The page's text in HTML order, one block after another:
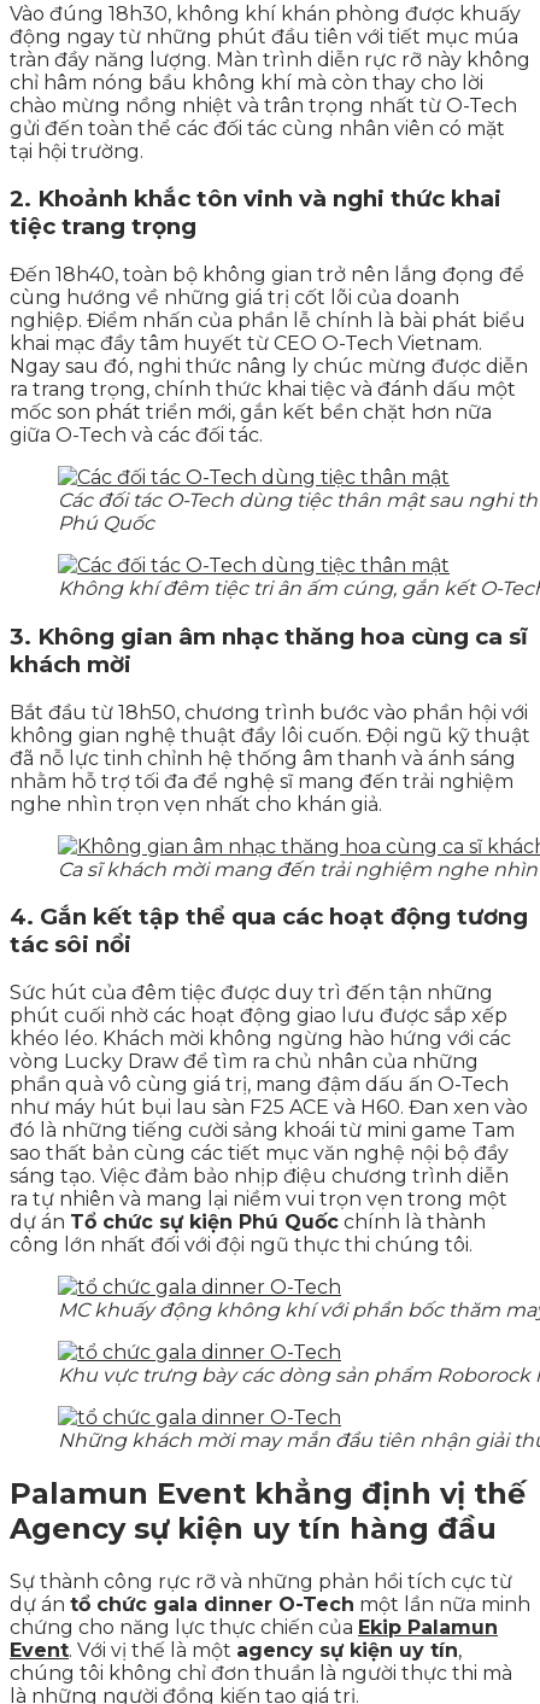
Vào đúng 18h30, không khí khán phòng được khuấy
động ngay từ những phút đầu tiên với tiết mục múa
tràn đầy năng lượng. Màn trình diễn rực rỡ này không
chỉ hâm nóng bầu không khí mà còn thay cho lời
chào mừng nồng nhiệt và trân trọng nhất từ O-Tech
gửi đến toàn thể các đối tác cùng nhân viên có mặt
tại hội trường.
2. Khoảnh khắc tôn vinh và nghi thức khai
tiệc trang trọng
Đến 18h40, toàn bộ không gian trở nên lắng đọng để
cùng hướng về những giá trị cốt lõi của doanh
nghiệp. Điểm nhấn của phần lễ chính là bài phát biểu
khai mạc đầy tâm huyết từ CEO O-Tech Vietnam.
Ngay sau đó, nghi thức nâng ly chúc mừng được diễn
ra trang trọng, chính thức khai tiệc và đánh dấu một
mốc son phát triển mới, gắn kết bền chặt hơn nữa
giữa O-Tech và các đối tác.
Các đối tác O-Tech dùng tiệc thân mật sau nghi
Phú Quốc
Không khí đêm tiệc tri ân ấm cúng, gắn kết O-
3. Không gian âm nhạc thăng hoa cùng ca sĩ
khách mời
Bắt đầu từ 18h50, chương trình bước vào phần hội với
không gian nghệ thuật đầy lôi cuốn. Đội ngũ kỹ thuật
đã nỗ lực tinh chỉnh hệ thống âm thanh và ánh sáng
nhằm hỗ trợ tối đa để nghệ sĩ mang đến trải nghiệm
nghe nhìn trọn vẹn nhất cho khán giả.
Ca sĩ khách mời mang đến trải nghiệm nghe
4. Gắn kết tập thể qua các hoạt động tương
tác sôi nổi
Sức hút của đêm tiệc được duy trì đến tận những
phút cuối nhờ các hoạt động giao lưu được sắp xếp
khéo léo. Khách mời không ngừng hào hứng với các
vòng Lucky Draw để tìm ra chủ nhân của những
phần quà vô cùng giá trị, mang đậm dấu ấn O-Tech
như máy hút bụi lau sàn F25 ACE và H60. Đan xen vào
đó là những tiếng cười sảng khoái từ mini game Tam
sao thất bản cùng các tiết mục văn nghệ nội bộ đầy
sáng tạo. Việc đảm bảo nhịp điệu chương trình diễn
ra tự nhiên và mang lại niềm vui trọn vẹn trong một
dự án Tổ chức sự kiện Phú Quốc chính là thành
công lớn nhất đối với đội ngũ thực thi chúng tôi.
MC khuấy động không khí với phần bốc thăm
Khu vực trưng bày các dòng sản phẩm
Những khách mời may mắn đầu tiên nhận giải
Palamun Event khẳng định vị thế
Agency sự kiện uy tín hàng đầu
Sự thành công rực rỡ và những phản hồi tích cực từ
dự án tổ chức gala dinner O-Tech một lần nữa minh
chứng cho năng lực thực chiến của Ekip Palamun
Event. Với vị thế là một agency sự kiện uy tín,
chúng tôi không chỉ đơn thuần là người thực thi mà
là những người đồng kiến tạo giá trị.